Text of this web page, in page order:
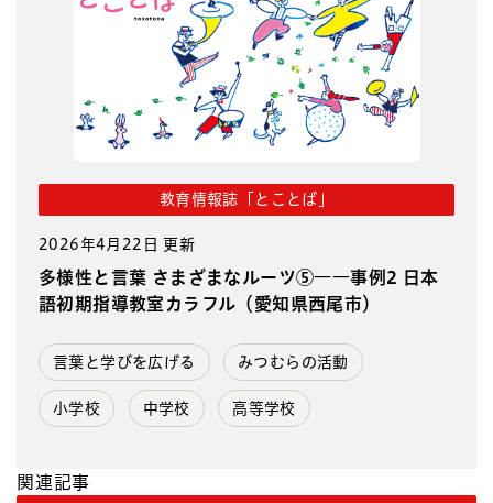
教育情報誌「とことば」
2026年4月22日 更新
多様性と言葉 さまざまなルーツ⑤――事例2 日本
語初期指導教室カラフル（愛知県西尾市）
言葉と学びを広げる みつむらの活動
小学校 中学校 高等学校
関連記事